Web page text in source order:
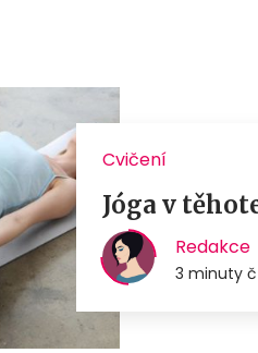
Cvičení
Jóga v
Redakce
3 minuty